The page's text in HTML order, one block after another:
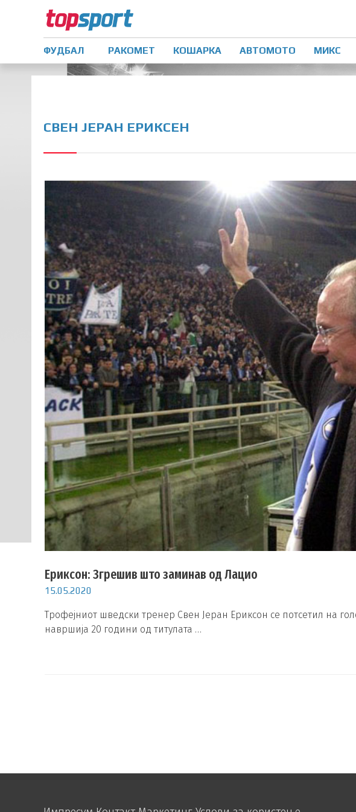
ФУДБАЛ РАКОМЕТ КОШАРКА АВТОМОТО МИКС
СВЕН ЈЕРАН ЕРИКСЕН
Ериксон: Згрешив што заминав од Лацио
15.05.2020
Трофејниот шведски тренер Свен Јеран Ериксон се потсетил на
навршија 20 години од титулата …